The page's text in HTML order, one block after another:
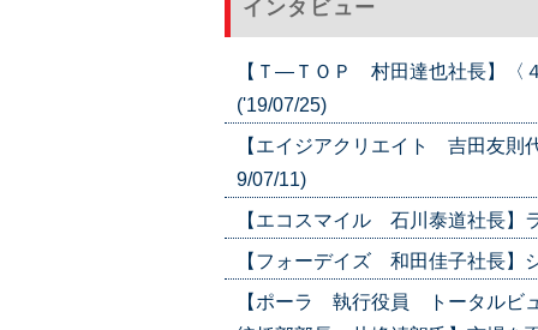
インタビュー
【Ｔ―ＴＯＰ 村田達也社長】〈
('19/07/25)
【エイジアクリエイト 吉田友則
9/07/11)
【エコスマイル 石川泰道社長】
【フォーデイズ 和田佳子社長】
【ポーラ 執行役員 トータルビ